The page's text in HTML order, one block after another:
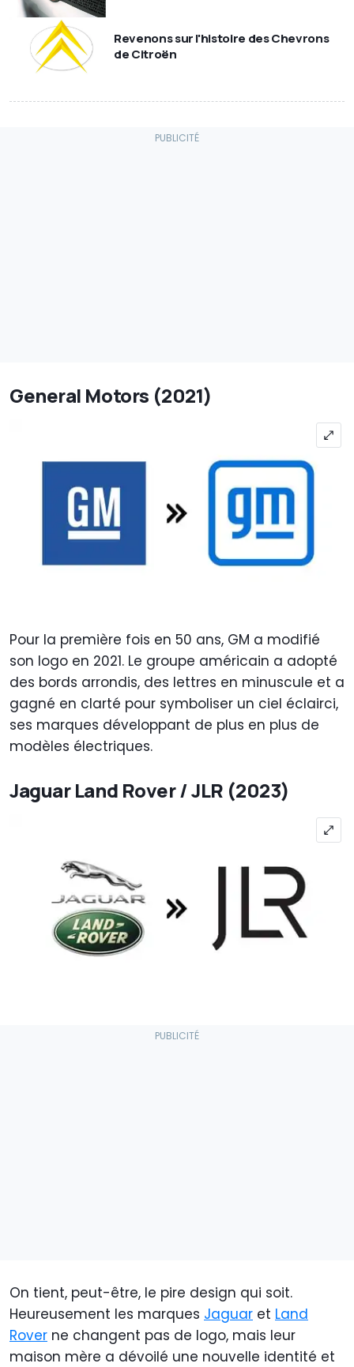
Revenons sur l'histoire des Chevrons
de Citroën
General Motors (2021)
Pour la première fois en 50 ans, GM a modifié
son logo en 2021. Le groupe américain a adopté
des bords arrondis, des lettres en minuscule et a
gagné en clarté pour symboliser un ciel éclairci,
ses marques développant de plus en plus de
modèles électriques.
Jaguar Land Rover / JLR (2023)
On tient, peut-être, le pire design qui soit.
Heureusement les marques Jaguar et Land
Rover ne changent pas de logo, mais leur
maison mère a dévoilé une nouvelle identité et